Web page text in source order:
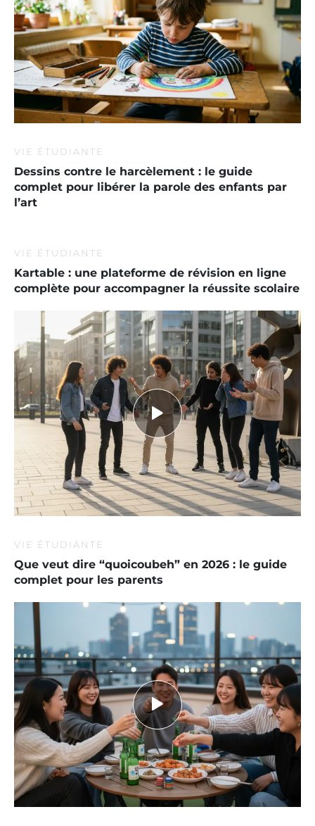
VIE ÉTUDIANTE
Dessins contre le harcèlement : le guide
complet pour libérer la parole des enfants par
l’art
VIE ÉTUDIANTE
Kartable : une plateforme de révision en ligne
complète pour accompagner la réussite scolaire
VIE ÉTUDIANTE
Que veut dire “quoicoubeh” en 2026 : le guide
complet pour les parents